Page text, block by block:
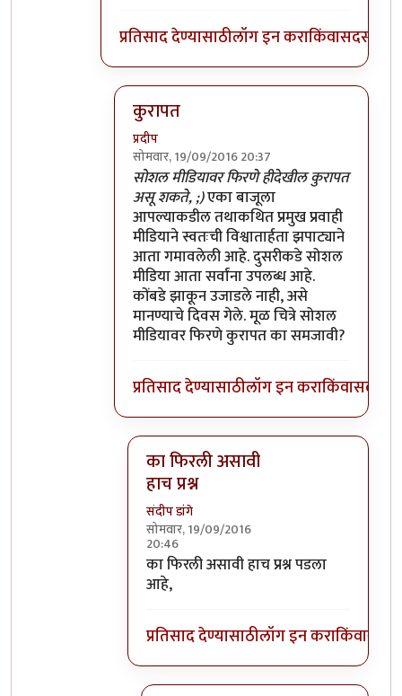
प्रतिसाद देण्यासाठीलॉग इन कराकिंवासदस्य व्हा
कुरापत
प्रदीप
सोमवार, 19/09/2016 20:37
In reply toभारतातल्या कत्तलखान्यातby
सोशल मीडियावर फिरणे हीदेखील कुरापत
असू शकते, ;)एका बाजूला
आपल्याकडील तथाकथित प्रमुख प्रवाही
मीडियाने स्वतःची विश्वातार्हता झपाट्याने
आता गमावलेली आहे. दुसरीकडे सोशल
मीडिया आता सर्वांना उपलब्ध आहे.
कोंबडे झाकून उजाडले नाही, असे
मानण्याचे दिवस गेले. मूळ चित्रे सोशल
मीडियावर फिरणे कुरापत का समजावी?
प्रतिसाद देण्यासाठीलॉग इन कराकिंवासदस्य
का फिरली असावी
हाच प्रश्न
संदीप डांगे
सोमवार, 19/09/2016
20:46
In reply toकुरापतbyप्रदीप
का फिरली असावी हाच प्रश्न पडला
आहे,
प्रतिसाद देण्यासाठीलॉग इन कराकिंवा